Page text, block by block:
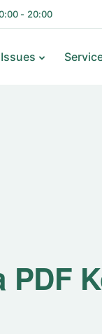
- 20:00
Issues
PDF